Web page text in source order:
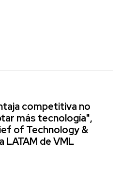
competitiva no
más tecnología",
of Technology &
LATAM de VML